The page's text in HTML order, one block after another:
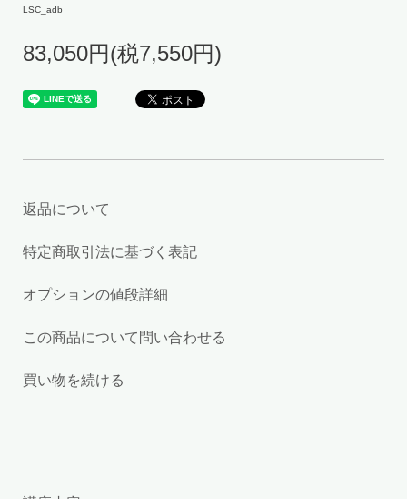
LSC_adb
83,050円(税7,550円)
返品について
特定商取引法に基づく表記
オプションの値段詳細
この商品について問い合わせる
買い物を続ける